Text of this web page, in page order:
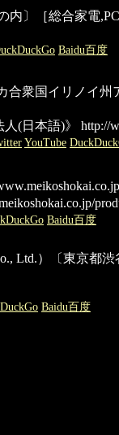
内〕［総合家電
Baidu百度
カ合衆国イリノ
(日本語)》 http://
YouTube
Baidu百度
Ltd.）〔東京都
Baidu百度